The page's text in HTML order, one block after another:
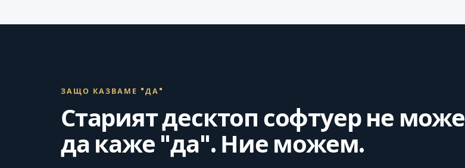
ЗАЩО КАЗВАМЕ "ДА"
Старият десктоп софтуер не може
да каже "да". Ние можем.